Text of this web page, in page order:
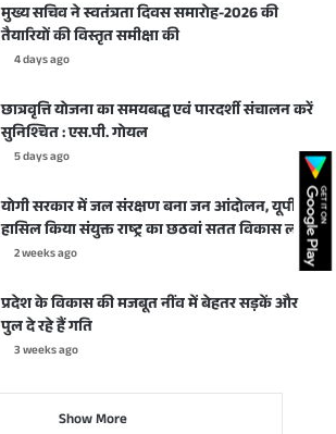
मुख्य सचिव ने स्वतंत्रता दिवस समारोह-2026 की
तैयारियों की विस्तृत समीक्षा की
4 days ago
छात्रवृत्ति योजना का समयबद्ध एवं पारदर्शी संचालन करें
सुनिश्चित : एस.पी. गोयल
5 days ago
योगी सरकार में जल संरक्षण बना जन आंदोलन, यूपी ने
हासिल किया संयुक्त राष्ट्र का छठवां सतत विकास लक्ष्य
2 weeks ago
प्रदेश के विकास की मजबूत नींव में बेहतर सड़कें और
पुल दे रहे हैं गति
3 weeks ago
Show More